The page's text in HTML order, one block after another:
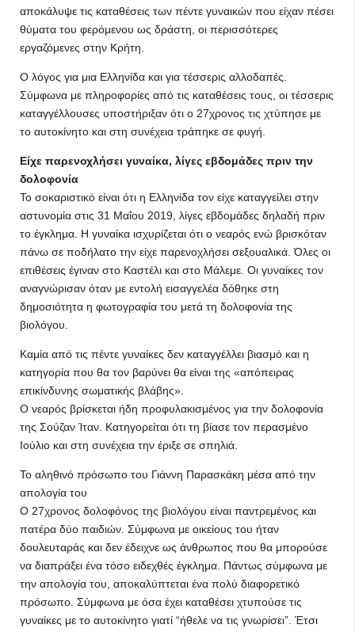
αποκάλυψε τις καταθέσεις των πέντε γυναικών που είχαν πέσει
θύματα του φερόμενου ως δράστη, οι περισσότερες
εργαζόμενες στην Κρήτη.
Ο λόγος για μια Ελληνίδα και για τέσσερις αλλοδαπές.
Σύμφωνα με πληροφορίες από τις καταθέσεις τους, οι τέσσερις
καταγγέλλουσες υποστήριξαν ότι ο 27χρονος τις χτύπησε με
το αυτοκίνητο και στη συνέχεια τράπηκε σε φυγή.
Είχε παρενοχλήσει γυναίκα, λίγες εβδομάδες πριν την
δολοφονία
Το σοκαριστικό είναι ότι η Ελληνίδα τον είχε καταγγείλει στην
αστυνομία στις 31 Μαΐου 2019, λίγες εβδομάδες δηλαδή πριν
το έγκλημα. Η γυναίκα ισχυρίζεται ότι ο νεαρός ενώ βρισκόταν
πάνω σε ποδήλατο την είχε παρενοχλήσει σεξουαλικά. Όλες οι
επιθέσεις έγιναν στο Καστέλι και στο Μάλεμε. Οι γυναίκες τον
αναγνώρισαν όταν με εντολή εισαγγελέα δόθηκε στη
δημοσιότητα η φωτογραφία του μετά τη δολοφονία της
βιολόγου.
Καμία από τις πέντε γυναίκες δεν καταγγέλλει βιασμό και η
κατηγορία που θα τον βαρύνει θα είναι της «απόπειρας
επικίνδυνης σωματικής βλάβης».
Ο νεαρός βρίσκεται ήδη προφυλακισμένος για την δολοφονία
της Σούζαν Ίταν. Κατηγορείται ότι τη βίασε τον περασμένο
Ιούλιο και στη συνέχεια την έριξε σε σπηλιά.
Το αληθινό πρόσωπο του Γιάννη Παρασκάκη μέσα από την
απολογία του
Ο 27χρονος δολοφόνος της βιολόγου είναι παντρεμένος και
πατέρα δύο παιδιών. Σύμφωνα με οικείους του ήταν
δουλευταράς και δεν έδειχνε ως άνθρωπος που θα μπορούσε
να διαπράξει ένα τόσο ειδεχθές έγκλημα. Πάντως σύμφωνα με
την απολογία του, αποκαλύπτεται ένα πολύ διαφορετικό
πρόσωπο. Σύμφωνα με όσα έχει καταθέσει χτυπούσε τις
γυναίκες με το αυτοκίνητο γιατί “ήθελε να τις γνωρίσει”. Έτσι